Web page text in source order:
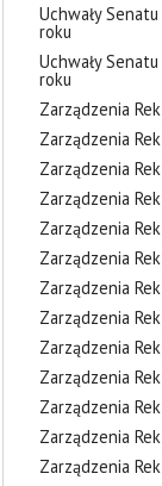
Uchwały
roku
Uchwały
roku
Zarządzenia
Zarządzenia
Zarządzenia
Zarządzenia
Zarządzenia
Zarządzenia
Zarządzenia
Zarządzenia
Zarządzenia
Zarządzenia
Zarządzenia
Zarządzenia
Zarządzenia